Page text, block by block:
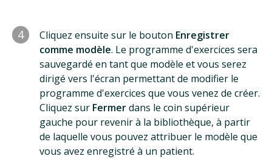
4 Cliquez ensuite sur le bouton Enregistrer
comme modèle. Le programme d'exercices sera
sauvegardé en tant que modèle et vous serez
dirigé vers l'écran permettant de modifier le
programme d'exercices que vous venez de créer.
Cliquez sur Fermerdans le coin supérieur
gauche pour revenir à la bibliothèque, à partir
de laquelle vous pouvez attribuer le modèle que
vous avez enregistré à un patient.